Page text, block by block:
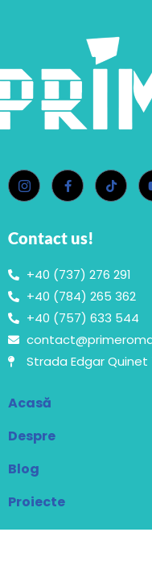
Contact us!
+40 (737) 276 291
+40 (784) 265 362
+40 (757) 633 544
Strada Edgar Quinet
Acasă
Despre
Blog
Proiecte
Contact